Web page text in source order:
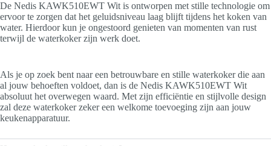
De Nedis KAWK510EWT Wit is ontworpen met stille technologie om
ervoor te zorgen dat het geluidsniveau laag blijft tijdens het koken van
water. Hierdoor kun je ongestoord genieten van momenten van rust
terwijl de waterkoker zijn werk doet.
Als je op zoek bent naar een betrouwbare en stille waterkoker die aan
al jouw behoeften voldoet, dan is de Nedis KAWK510EWT Wit
absoluut het overwegen waard. Met zijn efficiëntie en stijlvolle design
zal deze waterkoker zeker een welkome toevoeging zijn aan jouw
keukenapparatuur.